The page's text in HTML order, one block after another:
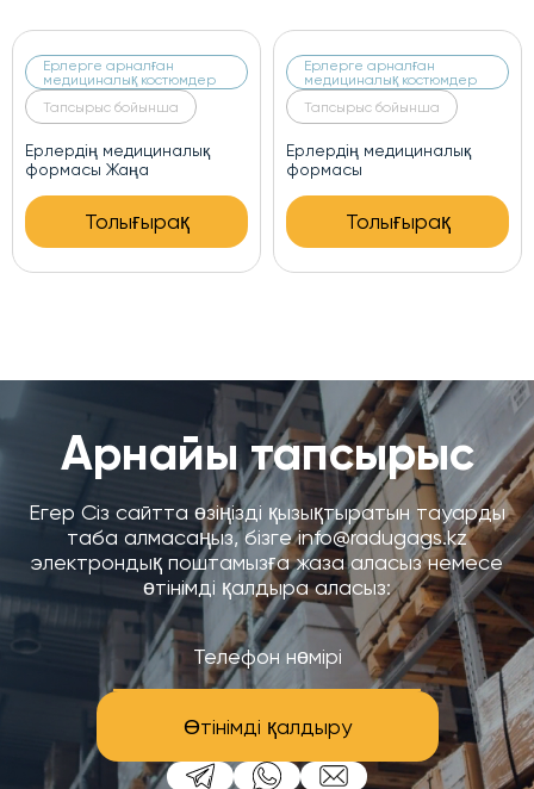
Ерлерге арналған
медициналық костюмдер
Тапсырыс бойынша
Ерлердің медициналық
формасы
Толығырақ
Ерлерге арналған
медициналық костюмдер
Тапсырыс бойынша
Медициналық форма
Толығырақ
Арнайы тапсырыс
Егер Сіз сайтта өзіңізді қызықтыратын тауарды
таба алмасаңыз, бізге info@radugags.kz
электрондық поштамызға жаза аласыз немесе
өтінімді қалдыра аласыз:
Өтінімді қалдыру